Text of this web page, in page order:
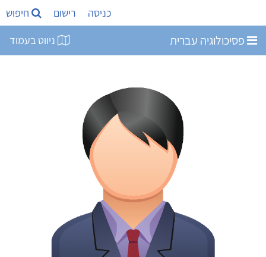
כניסה רישום חיפוש
פסיכולוגיה עברית ניווט בעמוד